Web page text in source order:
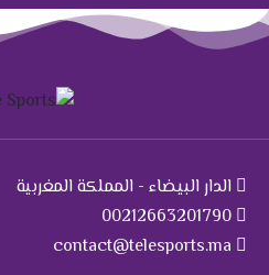
الدار البيضاء - المملكة المغربية
00212663201790
contact@telesports.ma